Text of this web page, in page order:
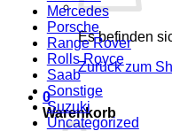
Es befinden
Zurück zum
0
Warenkorb
Mercedes
Porsche
Range Rover
Rolls Royce
Saab
Sonstige
Suzuki
Uncategorized